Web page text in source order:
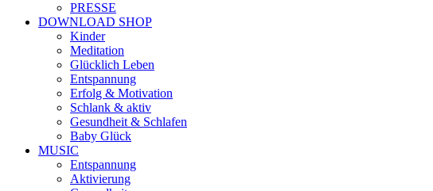
PRESSE
DOWNLOAD SHOP
Kinder
Meditation
Glücklich Leben
Entspannung
Erfolg & Motivation
Schlank & aktiv
Gesundheit & Schlafen
Baby Glück
MUSIC
Entspannung
Aktivierung